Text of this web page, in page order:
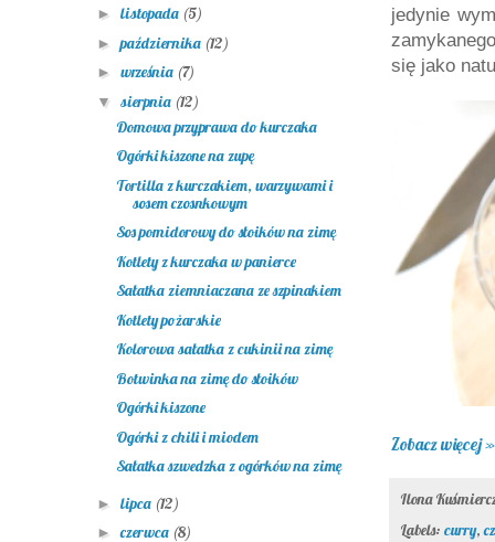
jedynie
się jako
Zobacz więcej »
Ilona
Labels: curry,
► listopada (5)
►października (12)
► września (7)
▼ sierpnia (12)
Domowa przyprawa do kurczaka
Ogórki kiszone na zupę
Tortilla z kurczakiem, warzywami i
sosem czosnkowym
Sos pomidorowy do słoików na zimę
Kotlety z kurczaka w panierce
Sałatka ziemniaczana ze szpinakiem
Kotlety pożarskie
Kolorowa sałatka z cukinii na zimę
Botwinka na zimę do słoików
Ogórki kiszone
Ogórki z chili i miodem
Sałatka szwedzka z ogórków na zimę
► lipca (12)
►czerwca (8)